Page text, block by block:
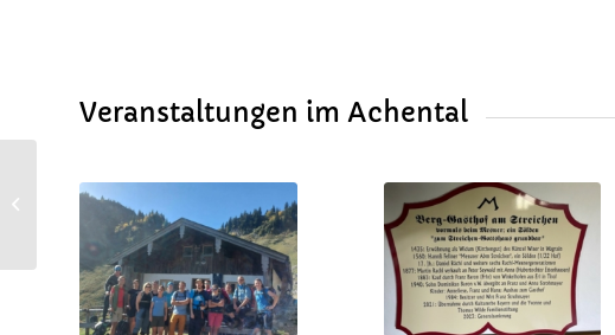
Veranstaltungen im Achental
„Almfrieden“ – Lesung
und Gespräche in
gmiatlicher Runde